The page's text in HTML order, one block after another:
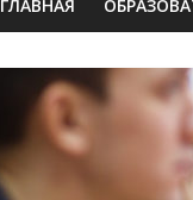
ГЛАВНАЯ